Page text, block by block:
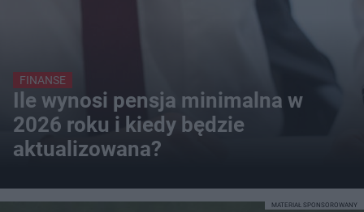
FINANSE
Ile wynosi pensja minimalna w
2026 roku i kiedy będzie
aktualizowana?
MATERIAŁ SPONSOROWANY